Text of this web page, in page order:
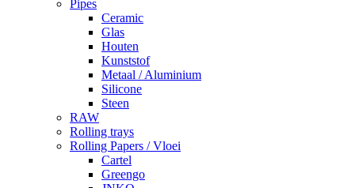
Pipes
Ceramic
Glas
Houten
Kunststof
Metaal / Aluminium
Silicone
Steen
RAW
Rolling trays
Rolling Papers / Vloei
Cartel
Greengo